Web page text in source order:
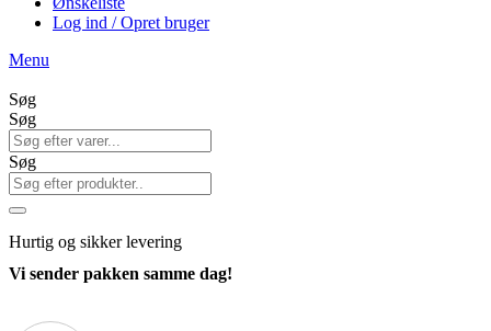
Log ind / Opret bruger
Menu
Søg
Søg
Søg
Hurtig og sikker levering
Vi sender pakken samme dag!